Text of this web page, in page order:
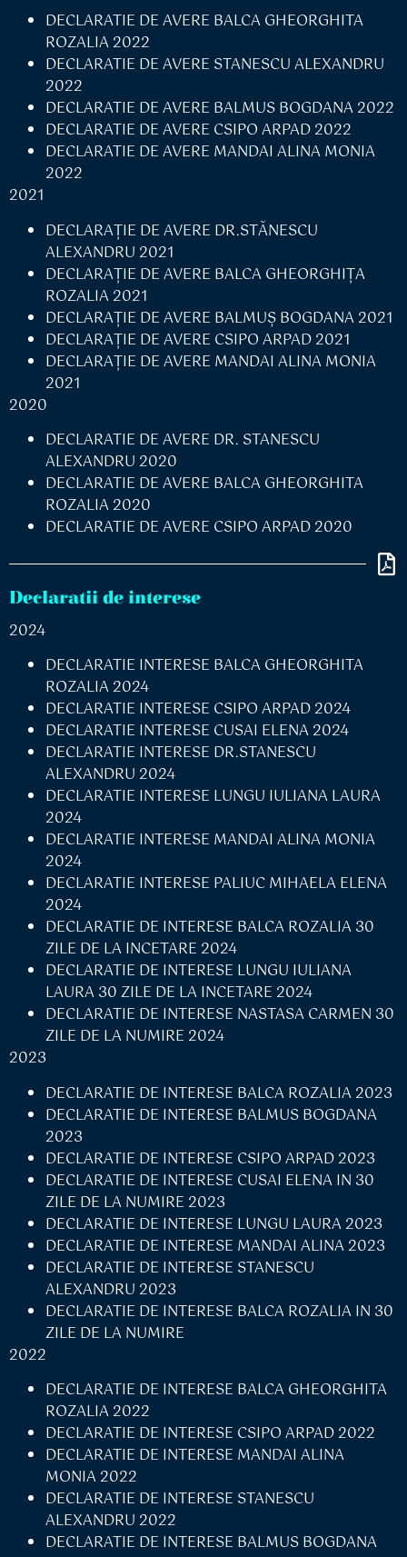
DECLARATIE DE AVERE BALCA GHEORGHITA
ROZALIA 2022
DECLARATIE DE AVERE STANESCU ALEXANDRU
2022
DECLARATIE DE AVERE BALMUS BOGDANA 2022
DECLARATIE DE AVERE CSIPO ARPAD 2022
DECLARATIE DE AVERE MANDAI ALINA MONIA
2022
2021
DECLARAŢIE DE AVERE DR.STĂNESCU
ALEXANDRU 2021
DECLARAŢIE DE AVERE BALCA GHEORGHIŢA
ROZALIA 2021
DECLARAŢIE DE AVERE BALMUŞ BOGDANA 2021
DECLARAŢIE DE AVERE CSIPO ARPAD 2021
DECLARAŢIE DE AVERE MANDAI ALINA MONIA
2021
2020
DECLARATIE DE AVERE DR. STANESCU
ALEXANDRU 2020
DECLARATIE DE AVERE BALCA GHEORGHITA
ROZALIA 2020
DECLARATIE DE AVERE CSIPO ARPAD 2020
Declaratii de interese
2024
DECLARATIE INTERESE BALCA GHEORGHITA
ROZALIA 2024
DECLARATIE INTERESE CSIPO ARPAD 2024
DECLARATIE INTERESE CUSAI ELENA 2024
DECLARATIE INTERESE DR.STANESCU
ALEXANDRU 2024
DECLARATIE INTERESE LUNGU IULIANA LAURA
2024
DECLARATIE INTERESE MANDAI ALINA MONIA
2024
DECLARATIE INTERESE PALIUC MIHAELA ELENA
2024
DECLARATIE DE INTERESE BALCA ROZALIA 30
ZILE DE LA INCETARE 2024
DECLARATIE DE INTERESE LUNGU IULIANA
LAURA 30 ZILE DE LA INCETARE 2024
DECLARATIE DE INTERESE NASTASA CARMEN 30
ZILE DE LA NUMIRE 2024
2023
DECLARATIE DE INTERESE BALCA ROZALIA 2023
DECLARATIE DE INTERESE BALMUS BOGDANA
2023
DECLARATIE DE INTERESE CSIPO ARPAD 2023
DECLARATIE DE INTERESE CUSAI ELENA IN 30
ZILE DE LA NUMIRE 2023
DECLARATIE DE INTERESE LUNGU LAURA 2023
DECLARATIE DE INTERESE MANDAI ALINA 2023
DECLARATIE DE INTERESE STANESCU
ALEXANDRU 2023
DECLARATIE DE INTERESE BALCA ROZALIA IN 30
ZILE DE LA NUMIRE
2022
DECLARATIE DE INTERESE BALCA GHEORGHITA
ROZALIA 2022
DECLARATIE DE INTERESE CSIPO ARPAD 2022
DECLARATIE DE INTERESE MANDAI ALINA
MONIA 2022
DECLARATIE DE INTERESE STANESCU
ALEXANDRU 2022
DECLARATIE DE INTERESE BALMUS BOGDANA